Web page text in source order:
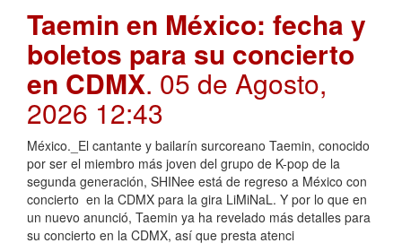
Taemin en México: fecha y
boletos para su concierto
en CDMX. 05 de Agosto,
2026 12:43
México._El cantante y bailarín surcoreano Taemin, conocido
por ser el miembro más joven del grupo de K-pop de la
segunda generación, SHINee está de regreso a México con
concierto en la CDMX para la gira LiMiNaL. Y por lo que en
un nuevo anunció, Taemin ya ha revelado más detalles para
su concierto en la CDMX, así que presta atenci